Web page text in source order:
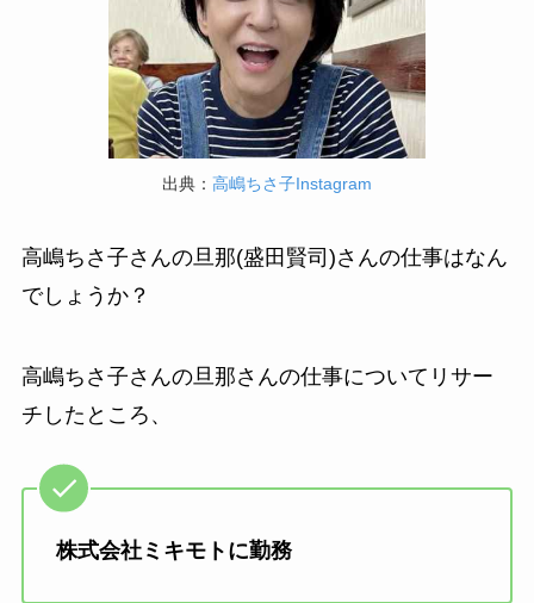
出典： 高嶋ちさ子Instagram
高嶋ちさ子さんの旦那(盛田賢司)さんの仕事はなん
でしょうか？
高嶋ちさ子さんの旦那さんの仕事についてリサー
チしたところ、
株式会社ミキモトに勤務